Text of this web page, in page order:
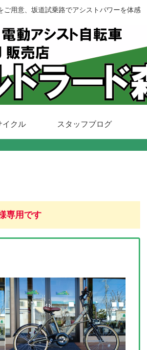
ご用意、坂道試乗路でアシストパワーを体感
イクル スタッフブログ
専用です